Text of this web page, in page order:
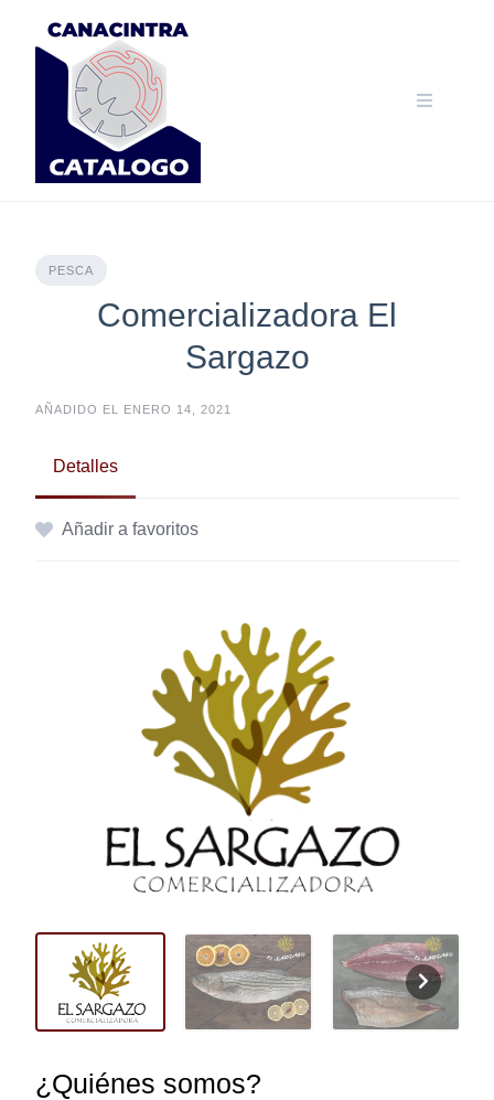
PESCA
Comercializadora El
Sargazo
AÑADIDO EL ENERO 14, 2021
Detalles
Añadir a favoritos
¿Quiénes somos?